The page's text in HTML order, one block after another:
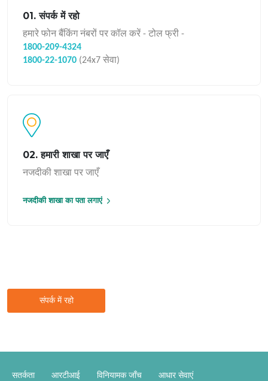
01. संपर्क में रहो
हमारे फोन बैंकिंग नंबरों पर कॉल करें - टोल फ्री -
1800-209-4324
1800-22-1070 (24x7 सेवा)
02. हमारी शाखा पर जाएँ
नजदीकी शाखा पर जाएँ
नजदीकी शाखा का पता लगाएं
संपर्क में रहो
सतर्कता आरटीआई विनियामक जाँच आधार सेवाएं